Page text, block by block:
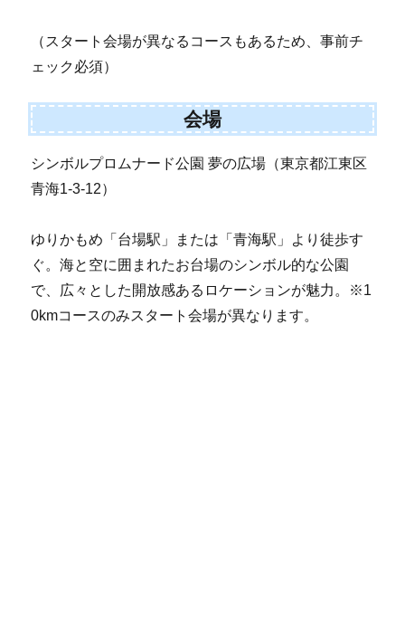
（スタート会場が異なるコースもあるため、事前チ
ェック必須）
会場
シンボルプロムナード公園 夢の広場（東京都江東区
青海1-3-12）
ゆりかもめ「台場駅」または「青海駅」より徒歩す
ぐ。海と空に囲まれたお台場のシンボル的な公園
で、広々とした開放感あるロケーションが魅力。※1
0kmコースのみスタート会場が異なります。